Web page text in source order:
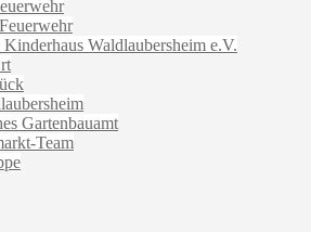
Waldlaubersheim e.V.
Gartenbauamt
Team